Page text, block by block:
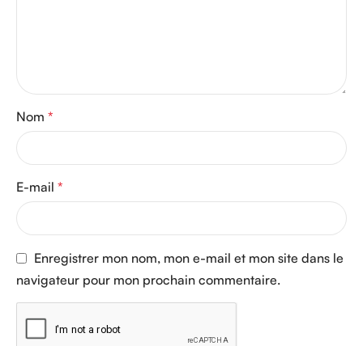
Nom *
E-mail *
Enregistrer mon nom, mon e-mail et mon site dans le
navigateur pour mon prochain commentaire.